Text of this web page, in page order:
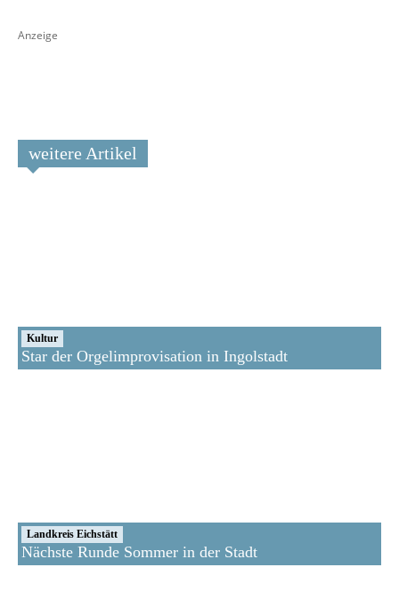
weitere Artikel
Kultur
Star der Orgelimprovisation in Ingolstadt
Landkreis Eichstätt
Nächste Runde Sommer in der Stadt
Anzeige